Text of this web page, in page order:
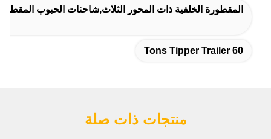
المقطورة الخلفية ذات المحور الثلاث,شاحنات الحبوب المقطورة الخلفية,40 طن
60 Tons Tipper Trailer
منتجات ذات صلة